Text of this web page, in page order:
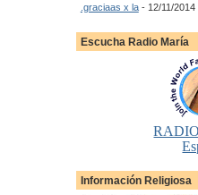
.graciaas x la- 12/11/2014
Escucha Radio María
Información Religiosa